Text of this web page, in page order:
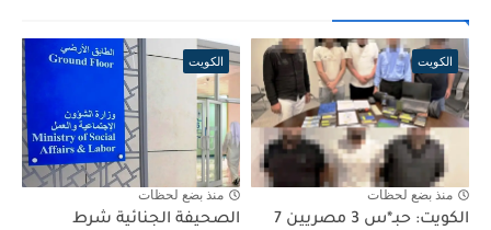
الكويت
منذ بضع لحظات
الكويت: حبـ*س 3 مصريين 7
الكويت
منذ بضع لحظات
الصحيفة الجنائية شرط